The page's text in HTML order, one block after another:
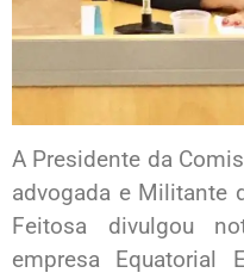
A Presidente da
advogada e Militante
Feitosa divulgou
empresa Equatorial